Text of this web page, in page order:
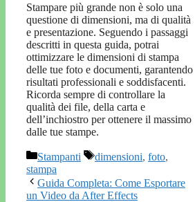
Stampare più grande non è solo una
questione di dimensioni, ma di qualità
e presentazione. Seguendo i passaggi
descritti in questa guida, potrai
ottimizzare le dimensioni di stampa
delle tue foto e documenti, garantendo
risultati professionali e soddisfacenti.
Ricorda sempre di controllare la
qualità dei file, della carta e
dell’inchiostro per ottenere il massimo
dalle tue stampe.
Categorie
Stampanti Tag
dimensioni, foto,
stampa
Guida Completa: Come Esportare
un Video da After Effects